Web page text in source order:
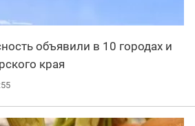
объявили в 10 городах и
края